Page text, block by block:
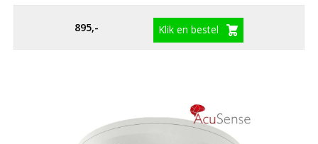
895,- Klik en bestel